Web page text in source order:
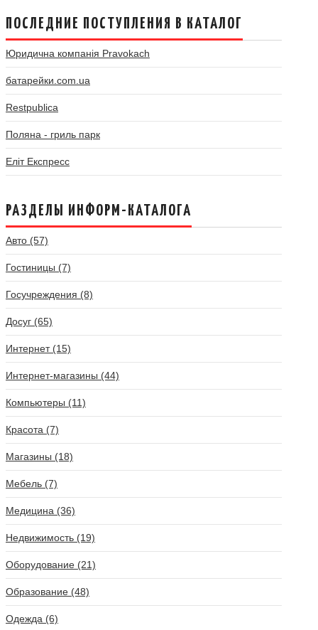
ПОСЛЕДНИЕ ПОСТУПЛЕНИЯ В КАТАЛОГ
Юридична компанія Pravokach
батарейки.com.ua
Restpublica
Поляна - гриль парк
Еліт Експресс
РАЗДЕЛЫ ИНФОРМ-КАТАЛОГА
Авто (57)
Гостиницы (7)
Госучреждения (8)
Досуг (65)
Интернет (15)
Интернет-магазины (44)
Компьютеры (11)
Красота (7)
Магазины (18)
Мебель (7)
Медицина (36)
Недвижимость (19)
Оборудование (21)
Образование (48)
Одежда (6)